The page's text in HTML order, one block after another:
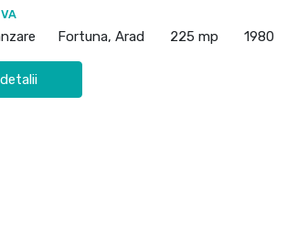
Fortuna, Arad 225 mp 1980